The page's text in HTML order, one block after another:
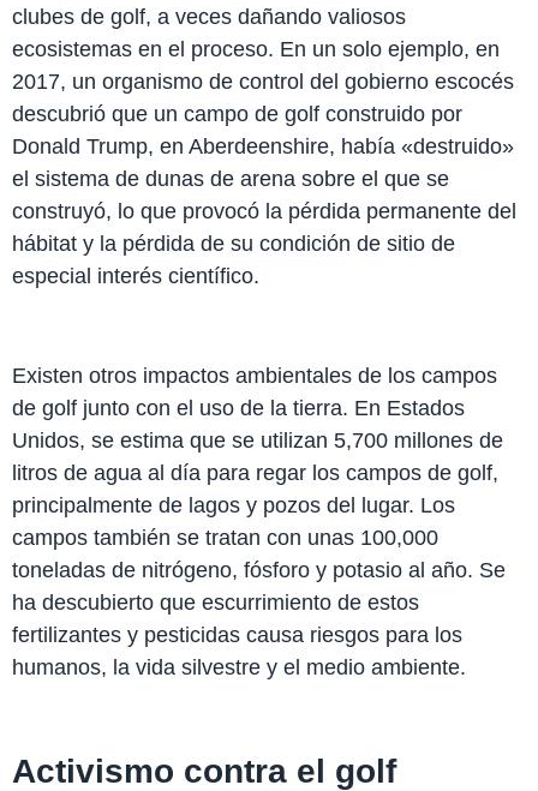
clubes de golf, a veces dañando valiosos
ecosistemas en el proceso. En un solo ejemplo, en
2017, un organismo de control del gobierno escocés
descubrió que un campo de golf construido por
Donald Trump, en Aberdeenshire, había «destruido»
el sistema de dunas de arena sobre el que se
construyó, lo que provocó la pérdida permanente del
hábitat y la pérdida de su condición de sitio de
especial interés científico.
Existen otros impactos ambientales de los campos
de golf junto con el uso de la tierra. En Estados
Unidos, se estima que se utilizan 5,700 millones de
litros de agua al día para regar los campos de golf,
principalmente de lagos y pozos del lugar. Los
campos también se tratan con unas 100,000
toneladas de nitrógeno, fósforo y potasio al año. Se
ha descubierto que escurrimiento de estos
fertilizantes y pesticidas causa riesgos para los
humanos, la vida silvestre y el medio ambiente.
Activismo contra el golf